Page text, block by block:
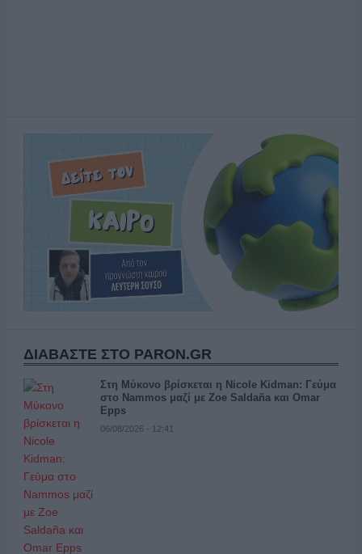
ΔΙΑΒΑΣΤΕ ΣΤΟ PARON.GR
Στη Μύκονο βρίσκεται η Nicole Kidman: Γεύμα
στο Nammos μαζί με Zoe Saldaña και Omar
Epps
06/08/2026 - 12:41